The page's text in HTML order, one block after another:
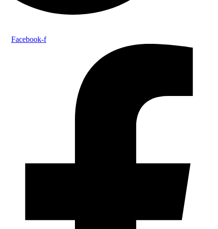
Facebook-f